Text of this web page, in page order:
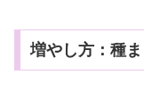
増やし方：種